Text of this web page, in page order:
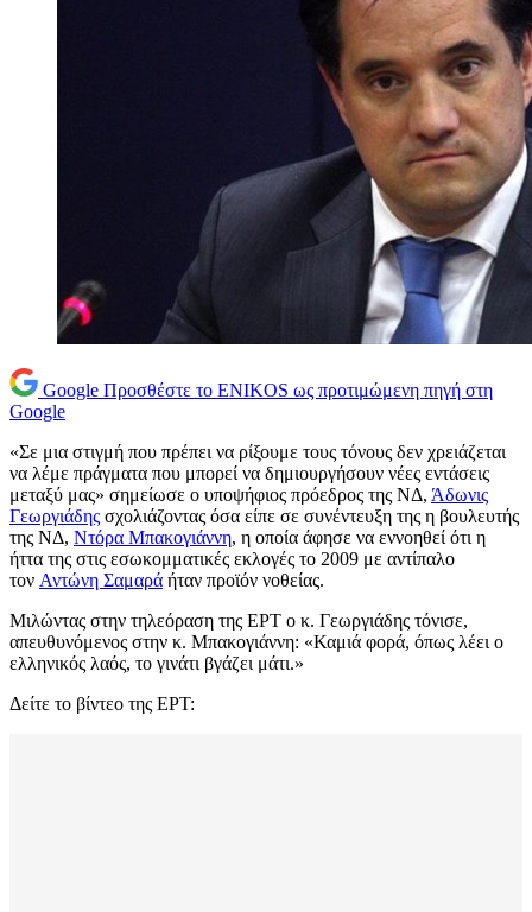
Google Προσθέστε το ENIKOS ως προτιμώμενη πηγή στη
Google
«Σε μια στιγμή που πρέπει να ρίξουμε τους τόνους δεν χρειάζεται
να λέμε πράγματα που μπορεί να δημιουργήσουν νέες εντάσεις
μεταξύ μας» σημείωσε ο υποψήφιος πρόεδρος της ΝΔ, Άδωνις
Γεωργιάδης σχολιάζοντας όσα είπε σε συνέντευξη της η βουλευτής
της ΝΔ, Ντόρα Μπακογιάννη, η οποία άφησε να εννοηθεί ότι η
ήττα της στις εσωκομματικές εκλογές το 2009 με αντίπαλο
τον Αντώνη Σαμαρά ήταν προϊόν νοθείας.
Μιλώντας στην τηλεόραση της ΕΡΤ ο κ. Γεωργιάδης τόνισε,
απευθυνόμενος στην κ. Μπακογιάννη: «Καμιά φορά, όπως λέει ο
ελληνικός λαός, το γινάτι βγάζει μάτι.»
Δείτε το βίντεο της ΕΡΤ: